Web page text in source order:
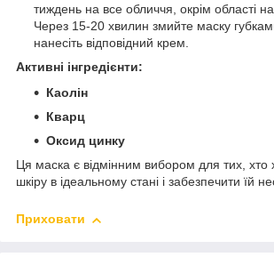
тиждень на все обличчя, окрім області
Через 15-20 хвилин змийте маску
нанесіть відповідний крем.
Активні інгредієнти:
Каолін
Кварц
Оксид цинку
Ця маска є відмінним вибором для тих, хто
шкіру в ідеальному стані і забезпечити їй
Приховати